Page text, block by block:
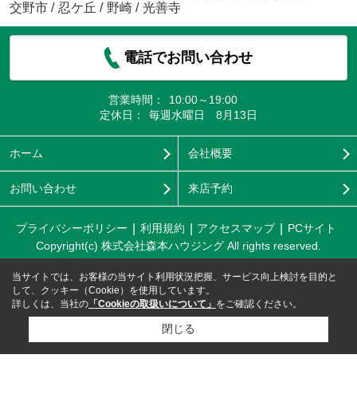
交野市 / 忍ケ丘 / 野崎 / 光善寺
電話でお問い合わせ
営業時間：
10:00～19:00
定休日：
毎週水曜日 8月13日
ホーム 会社概要
お問い合わせ 来店予約
プライバシーポリシー 利用規約 アクセスマップ
PCサイト
Copyright(c) 株式会社森本ハウジング All rights reserved.
当サイトでは、お客様の当サイト利用状況把握、サービス向上検討を目的と
して、クッキー（Cookie）を使用しています。
詳しくは、当社の 「Cookieの取扱いについて」 をご確認ください。
閉じる